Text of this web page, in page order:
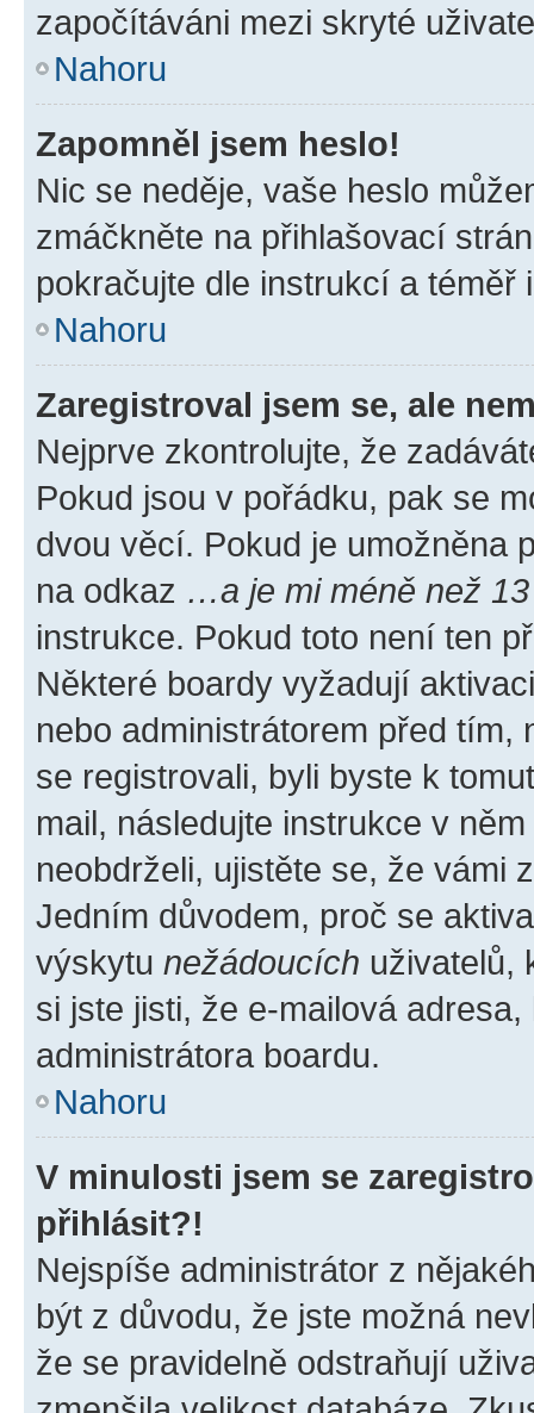
započítáváni mezi skryté
Nahoru
Zapomněl jsem heslo!
Nic se neděje, vaše heslo
zmáčkněte na přihlašovací
pokračujte dle instrukcí a téměř
Nahoru
Zaregistroval jsem se, ale
Nejprve zkontrolujte, že
Pokud jsou v pořádku, pak se
dvou věcí. Pokud je umožněna
na odkaz …a je mi méně než
instrukce. Pokud toto není ten
Některé boardy vyžadují
nebo administrátorem před tím,
se registrovali, byli byste k
mail, následujte instrukce v
neobdrželi, ujistěte se, že vámi
Jedním důvodem, proč se
výskytu nežádoucích uživatelů,
si jste jisti, že e-mailová
administrátora boardu.
Nahoru
V minulosti jsem se
přihlásit?!
Nejspíše administrátor z
být z důvodu, že jste možná
že se pravidelně odstraňují